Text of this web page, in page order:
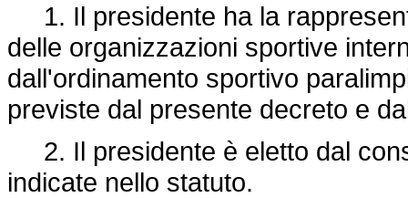
1. Il presidente ha la
delle organizzazioni sportive
dall'ordinamento sportivo
previste dal presente decreto e
2. Il presidente è eletto dal
indicate nello statuto.